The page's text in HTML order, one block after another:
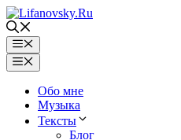
Перейти
к
содержимому
Меню
Меню
Обо мне
Музыка
Тексты
Блог